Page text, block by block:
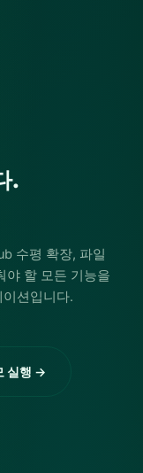
.
수평 확장, 파일
야 할 모든 기능을
션입니다.
실행 →